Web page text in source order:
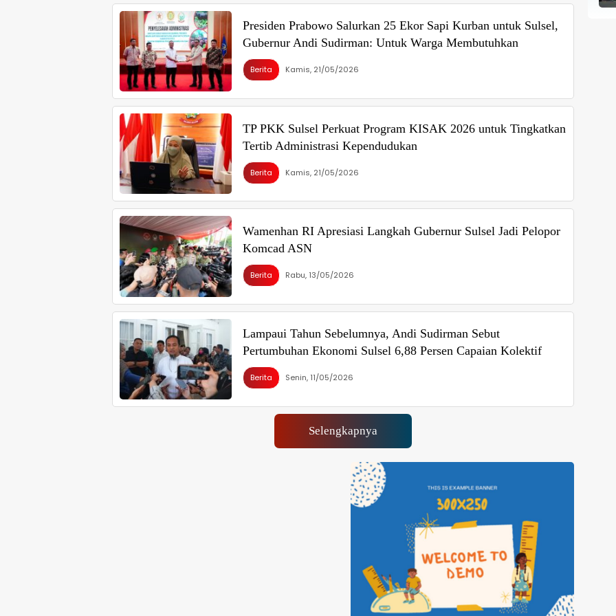
Presiden Prabowo Salurkan 25 Ekor Sapi Kurban untuk Sulsel,
Gubernur Andi Sudirman: Untuk Warga Membutuhkan
Berita Kamis, 21/05/2026
TP PKK Sulsel Perkuat Program KISAK 2026 untuk Tingkatkan
Tertib Administrasi Kependudukan
Berita Kamis, 21/05/2026
Wamenhan RI Apresiasi Langkah Gubernur Sulsel Jadi Pelopor
Komcad ASN
Berita Rabu, 13/05/2026
Lampaui Tahun Sebelumnya, Andi Sudirman Sebut
Pertumbuhan Ekonomi Sulsel 6,88 Persen Capaian Kolektif
Berita Senin, 11/05/2026
Selengkapnya